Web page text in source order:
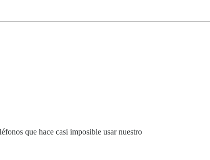
que hace casi imposible usar nuestro